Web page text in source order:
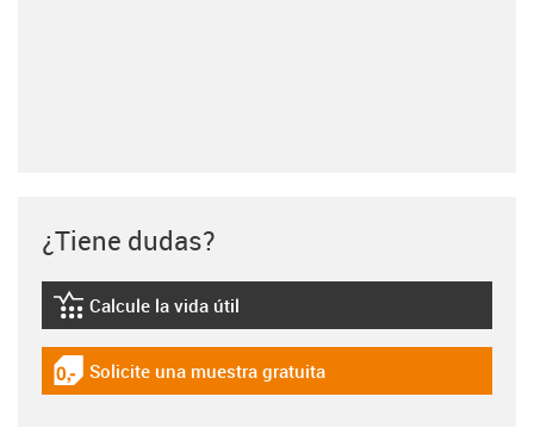
¿Tiene dudas?
igus-icon-lebensdauerrechner
Calcule la vida útil
igus-icon-gratismuster
Solicite una muestra gratuita